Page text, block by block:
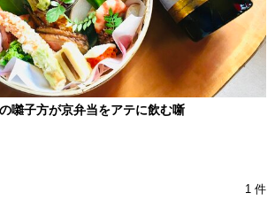
囃子方が京弁当をアテに飲む噺
1 件